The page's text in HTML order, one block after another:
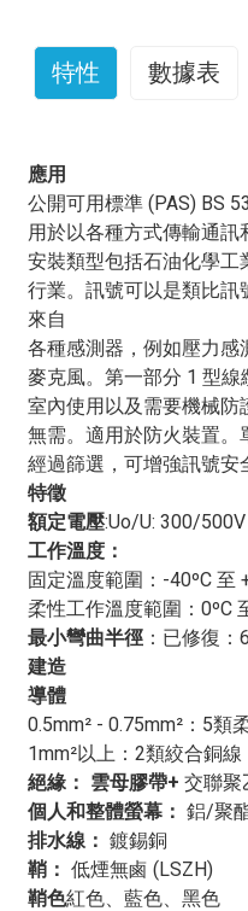
特性 數據表
應用
公開可用標準 (PAS) BS
用於以各種方式傳輸通訊
安裝類型包括石油化學工
行業。訊號可以是類比訊
來自
各種感測器，例如壓力感
麥克風。第一部分 1 型線
室內使用以及需要機械防
無需。適用於防火裝置。
經過篩選，可增強訊號安
特徵
額定電壓:Uo/U: 300/500V
工作溫度：
固定溫度範圍：-40ºC 至
柔性工作溫度範圍：0ºC
最小彎曲半徑： 已修復：
建造
導體
0.5mm² - 0.75mm²：5類
1mm²以上：2類絞合銅線
絕緣： 雲母膠帶+ 交聯聚
個人和整體螢幕： 鋁/聚
排水線： 鍍錫銅
鞘： 低煙無鹵 (LSZH)
鞘色紅色、藍色、黑色
雲母/交聯聚乙烯/絕緣矽
（耐火）電纜是一種專為
電纜。這種電纜常用於對
工業場所、商業建築和公
合…雲母/交聯聚乙烯/絕
水（耐火）電纜因此，在
至關重要的環境中，它是
MICA/XLPE/IS/OS/LSZH
聚乙烯絕緣層、獨立屏蔽
套。這些組件協同作用，
種礦物基材料，能夠承受
料。交聯聚乙烯絕緣層賦
性，而獨立屏蔽層和整體
低菸無鹵護套確保電纜在
以保障人員和緊急應變人
雲母/交聯聚乙烯/絕緣矽
（耐火）電纜
要考慮的場所。在工業環
和煉油廠等場所，這些場
災風險較高。在商業建築
醫院，這種電纜用於確保
關鍵基礎設施。在公共基
道，雲母/交聯聚乙烯/絕
水（耐火）電纜用於提供
員的安全。